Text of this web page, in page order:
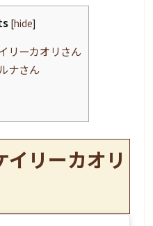
[hide]
リーカオリさん
ナさん
イリーカオリ